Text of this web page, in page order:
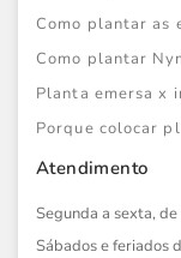
Como plantar as
Como plantar
Planta emersa x
Porque colocar
Atendimento
Segunda a sexta,
Sábados e feriados